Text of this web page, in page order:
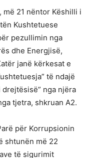
më 21 nëntor Këshilli i
Kushtetuese
pezullimin nga
dhe Energjisë,
janë kërkesat e
të ndajë
nga njëra
tjetra, shkruan A2.
për Korrupsionin
shtunën më 22
të sigurimit